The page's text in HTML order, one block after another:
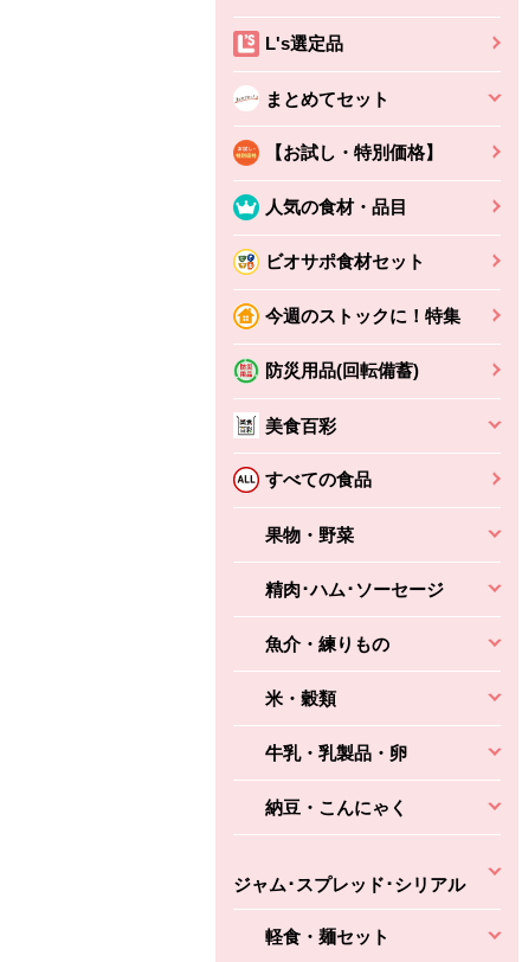
L's選定品
まとめてセット
【お試し・特別価格】
人気の食材・品目
ビオサポ食材セット
今週のストックに！特集
防災用品(回転備蓄)
美食百彩
すべての食品
果物・野菜
精肉･ハム･ソーセージ
魚介・練りもの
米・穀類
牛乳・乳製品・卵
納豆・こんにゃく
ジャム･スプレッド･シリアル
軽食・麺セット
ちょこっと揚げ（香
えびの風味がぶわっ！
かごへ
バルサミコ
本体2,160円 (税込2,333円)
かごへ